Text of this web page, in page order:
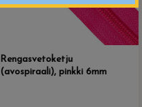
Rengasvetoketju
(avospiraali), pinkki 6mm